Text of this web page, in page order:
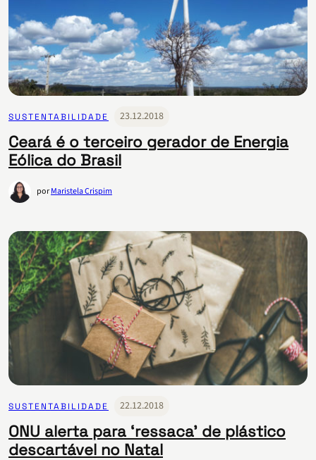
SUSTENTABILIDADE 23.12.2018
Ceará é o terceiro gerador de Energia
Eólica do Brasil
porMaristela Crispim
SUSTENTABILIDADE 22.12.2018
ONU alerta para ‘ressaca’ de plástico
descartável no Natal